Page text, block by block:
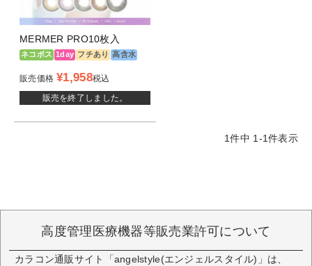
MERMER PRO10枚入
ネコポス 1day フチあり 高含水
販売価格 ¥1,958税込
販売を終了しました。
1件中 1-1件表示
高度管理医療機器等販売業許可について
カラコン通販サイト「angelstyle(エンジェルスタイル)」は、